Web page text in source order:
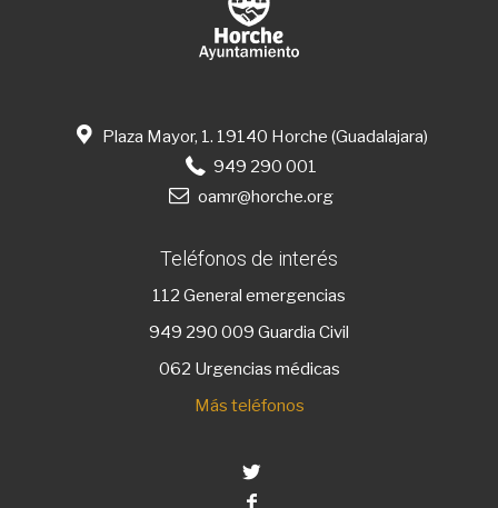
Plaza Mayor, 1. 19140 Horche (Guadalajara)
949 290 001
oamr@horche.org
Teléfonos de interés
112 General emergencias
949 290 009 Guardia Civil
062 Urgencias médicas
Más teléfonos